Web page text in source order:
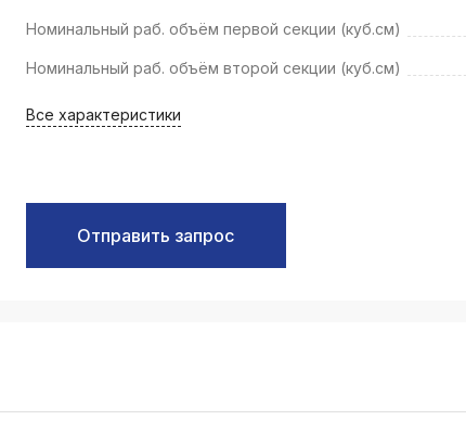
ksldkfjsdlfkjsls;ldfkgjsdl;kfkфыва
k
k
Номинальный раб. объём первой секции (куб.см)
Номинальный раб. объём второй секции (куб.см)
Все характеристики
Отправить запрос